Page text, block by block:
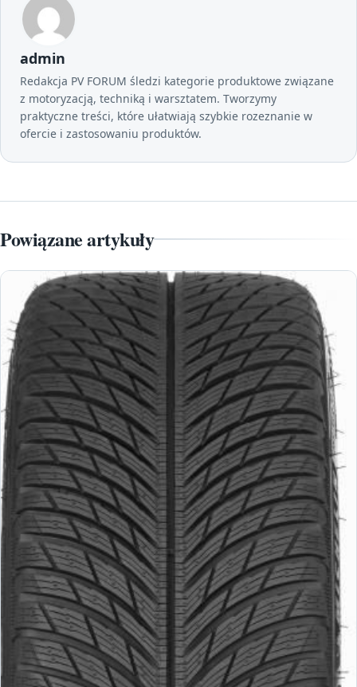
admin
Redakcja PV FORUM śledzi kategorie produktowe związane
z motoryzacją, techniką i warsztatem. Tworzymy
praktyczne treści, które ułatwiają szybkie rozeznanie w
ofercie i zastosowaniu produktów.
Powiązane artykuły